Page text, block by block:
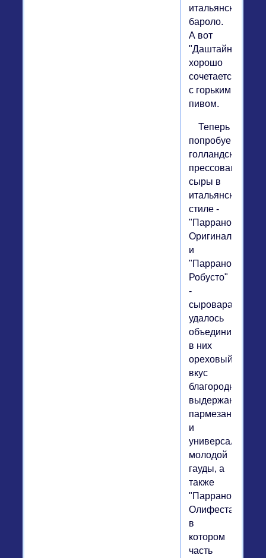
итальянского
бароло.
А вот
"Даштайнер"
хорошо
сочетается
с горьким
пивом.
Теперь
попробуем
голландские
прессованные
сыры в
итальянском
стиле -
"Паррано
Оригинале"
и
"Паррано
Робусто"
-
сыроварам
удалось
объединить
в них
ореховый
вкус
благородного
выдержанного
пармезана
и
универсальность
молодой
гауды, а
также
"Паррано
Олифеста",
в
котором
часть